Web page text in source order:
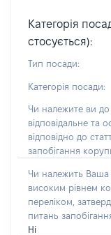
Категорія
стосується):
Тип посади:
Категорія посади:
Чи належите ви до
відповідальне та
відповідно до
запобігання
Чи належить Ваша
високим рівнем
переліком,
питань
Ні